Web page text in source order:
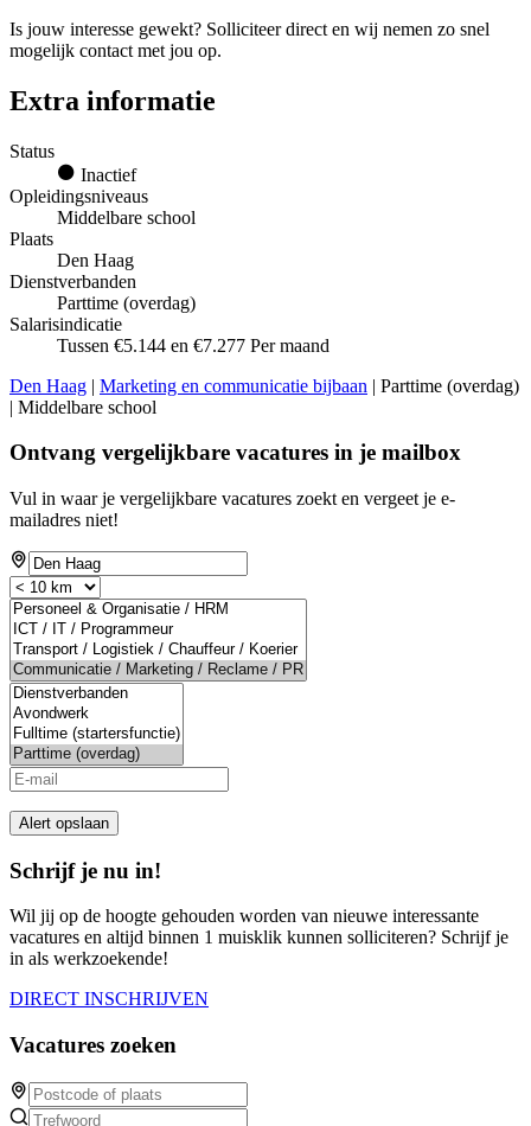
Is jouw interesse gewekt? Solliciteer direct en wij nemen zo snel
mogelijk contact met jou op.
Extra informatie
Status
Inactief
Opleidingsniveaus
Middelbare school
Plaats
Den Haag
Dienstverbanden
Parttime (overdag)
Salarisindicatie
Tussen €5.144 en €7.277 Per maand
Den Haag | Marketing en communicatie bijbaan | Parttime (overdag)
| Middelbare school
Ontvang vergelijkbare vacatures in je mailbox
Vul in waar je vergelijkbare vacatures zoekt en vergeet je e-
mailadres niet!
Alert opslaan
Schrijf je nu in!
Wil jij op de hoogte gehouden worden van nieuwe interessante
vacatures en altijd binnen 1 muisklik kunnen solliciteren? Schrijf je
in als werkzoekende!
DIRECT INSCHRIJVEN
Vacatures zoeken